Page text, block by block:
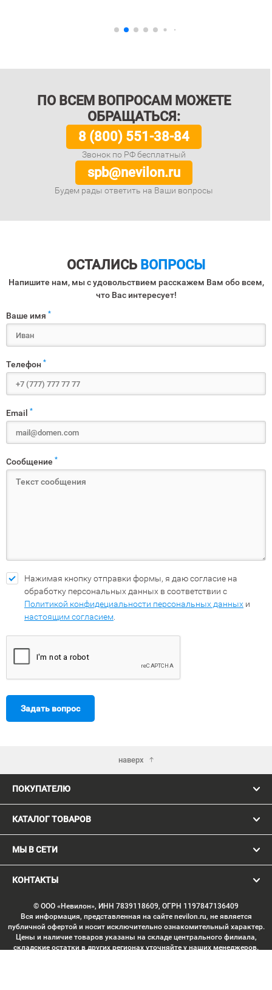
ПО ВСЕМ ВОПРОСАМ МОЖЕТЕ
ОБРАЩАТЬСЯ:
8 (800) 551-38-84
Звонок по РФ бесплатный
spb@nevilon.ru
Будем рады ответить на Ваши вопросы
ОСТАЛИСЬ ВОПРОСЫ
Напишите нам, мы с удовольствием расскажем Вам обо всем,
что Вас интересует!
Ваше имя *
Телефон *
Email *
Сообщение *
Нажимая кнопку отправки формы, я даю согласие на
обработку персональных данных в соответствии с
Политикой конфидециальности персональных данных и
настоящим согласием
Задать вопрос
наверх
ПОКУПАТЕЛЮ
КАТАЛОГ ТОВАРОВ
МЫ В СЕТИ
КОНТАКТЫ
© ООО «Невилон», ИНН 7839118609, ОГРН 1197847136409
Вся информация, представленная на сайте nevilon.ru, не является
публичной офертой и носит исключительно ознакомительный характер.
Цены и наличие товаров указаны на складе центрального филиала,
складские остатки в других регионах уточняйте у наших менеджеров.